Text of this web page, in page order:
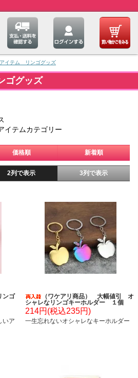
イテム リンゴグッズ
ゴグッズ
テムカテゴリー
価格順 新着順
2列で表示 3列で表示
ンゴ
いア
（ワケアリ商品） 大幅値引 オ
シャレなリンゴキーホルダー １個
214円(税込235円)
一生忘れないオシャレなキーホルダー